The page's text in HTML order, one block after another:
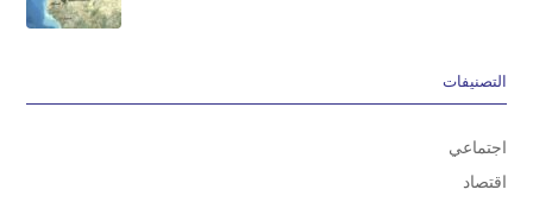
التصنيفات
اجتماعي
اقتصاد